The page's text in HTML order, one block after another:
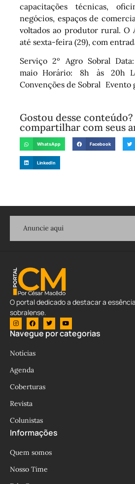
capacitações técnicas,
negócios, espaços de
voltados ao produtor rural. O
até sexta-feira (29), com
Serviço 2º Agro Sobral
maio Horário: 8h às 20h
Convenções de Sobral Evento
Gostou desse
compartilhar com seus
WhatsApp Facebook
LinkedIn
O portal dedicado a destacar a
sobralense.
Navegue por categorias
Notícias
Agenda
Coberturas
Revista
Colunistas
Informações
Quem somos
Nosso Time